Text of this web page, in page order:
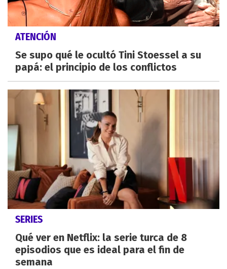
ATENCIÓN
Se supo qué le ocultó Tini Stoessel a su
papá: el principio de los conflictos
SERIES
Qué ver en Netflix: la serie turca de 8
episodios que es ideal para el fin de
semana